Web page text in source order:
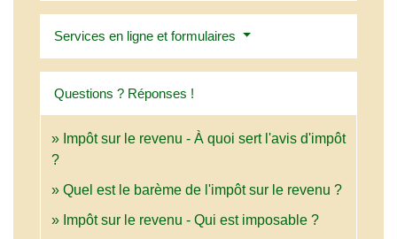
Services en ligne et formulaires
Questions ? Réponses !
Impôt sur le revenu - À quoi sert l'avis d'impôt
?
Quel est le barème de l'impôt sur le revenu ?
Impôt sur le revenu - Qui est imposable ?